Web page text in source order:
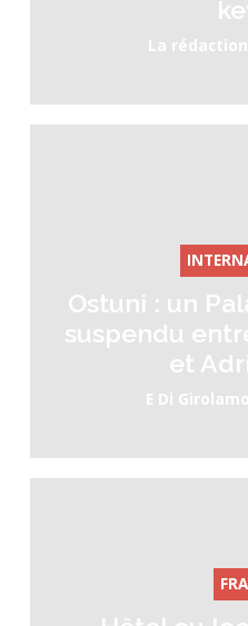
La rédaction
Ostuni : un
suspendu
et
E Di Girolamo